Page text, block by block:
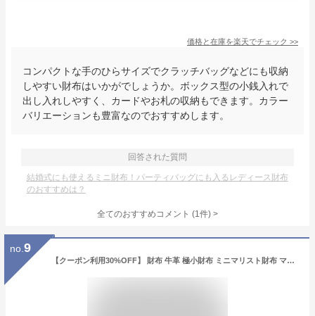
価格と在庫を楽天でチェック >>
コンパクトな手のひらサイズでクラッチバッグなどにも収納
しやすい財布はいかがでしょうか。ボックス型の小銭入れで
出し入れしやすく、カードやお札の収納もできます。カラー
バリエーションも豊富なのでおすすめします。
回答された質問
結婚式にも使えるミニ財布！パーティバッグにも入るレディース財布
のおすすめは？
全てのおすすめコメント (1件) >
no. 9
【クーポン利用30%OFF】 財布 牛革 極小財布 ミニマリスト財布 マネークリップ 薄型 財布 薄い 小さい 財布 小銭入れ お札入れ 薄型 カード ケース 薄い財布 DomTeporna Italy ブランド ミニ財布 レザー レディース メンズ カード入れ パスケース 送料無料 ギフト 対応 S